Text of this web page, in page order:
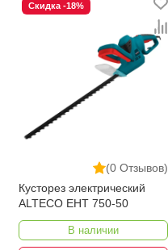
(0 Отзывов)
Скидка -18%
Кусторез электрический
ALTECO EHT 750-50
В наличии